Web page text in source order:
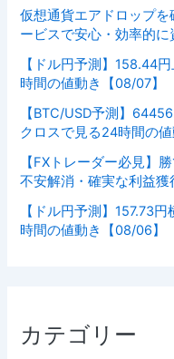
仮想通貨エアドロップ
ービスで安心・効率的
【ドル円予測】158.44
時間の値動き【08/07】
【BTC/USD予測】
クロスで見る24時間の値
【FXトレーダー必見】
不安解消・確実な利益獲
【ドル円予測】157.73
時間の値動き【08/06】
カテゴリー